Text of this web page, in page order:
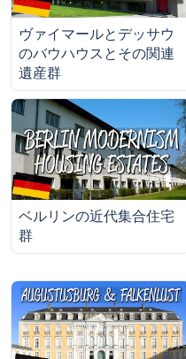
ヴァイマールとデッサウ
のバウハウスとその関連
遺産群
ベルリンの近代集合住宅
群